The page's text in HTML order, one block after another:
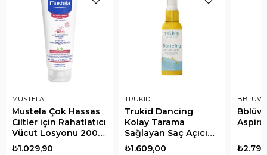
MUSTELA
Mustela Çok Hassas
Ciltler için Rahatlatıcı
Vücut Losyonu 200
ml
₺1.029,90
TRUKID
Trukid Dancing
Kolay Tarama
Sağlayan Saç Açıcı
Sprey 207 ml
₺1.609,00
BBLUV
Bblüv